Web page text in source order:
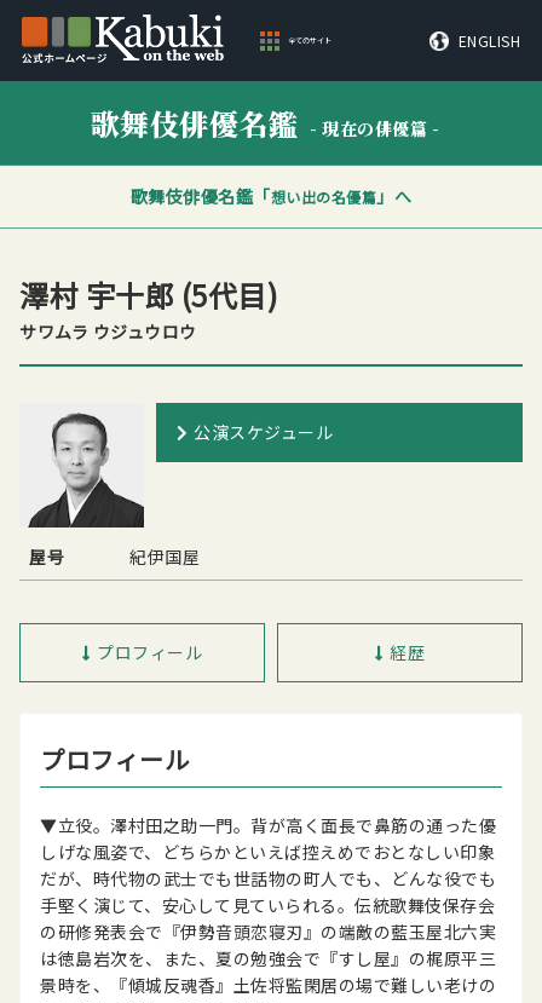
全てのサイト ENGLISH
歌舞伎俳優名鑑 - 現在の俳優篇 -
歌舞伎俳優名鑑「想い出の名優篇」へ
澤村 宇十郎 (5代目)
サワムラ ウジュウロウ
公演スケジュール
屋号 紀伊国屋
プロフィール 経歴
プロフィール
▼立役。澤村田之助一門。背が高く面長で鼻筋の通った優
しげな風姿で、どちらかといえば控えめでおとなしい印象
だが、時代物の武士でも世話物の町人でも、どんな役でも
手堅く演じて、安心して見ていられる。伝統歌舞伎保存会
の研修発表会で『伊勢音頭恋寝刃』の端敵の藍玉屋北六実
は徳島岩次を、また、夏の勉強会で『すし屋』の梶原平三
景時を、『傾城反魂香』土佐将監閑居の場で難しい老けの